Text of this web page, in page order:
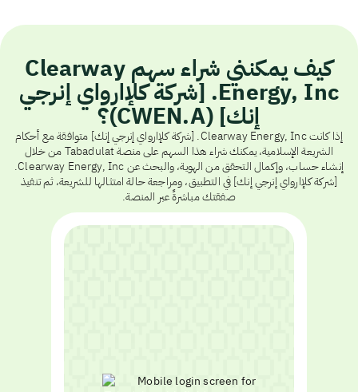
كيف يمكنني شراء سهم Clearway
Energy, Inc. [شركة كلإارواي إنرجي
إنك] (CWEN.A)؟
إذا كانت Clearway Energy, Inc. [شركة كلإارواي إنرجي إنك] متوافقة مع أحكام
الشريعة الإسلامية، يمكنك شراء هذا السهم على منصة Tabadulat من خلال
إنشاء حساب، وإكمال التحقق من الهوية، والبحث عن Clearway Energy, Inc.
[شركة كلإارواي إنرجي إنك] في التطبيق، ومراجعة حالة امتثالها للشريعة، ثم تنفيذ
صفقتك مباشرةً عبر المنصة.